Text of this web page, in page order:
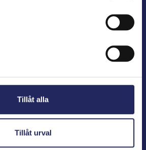
Tillåt alla
Tillåt urval
är Östersjöns beskyddare,
betydelse, den marina